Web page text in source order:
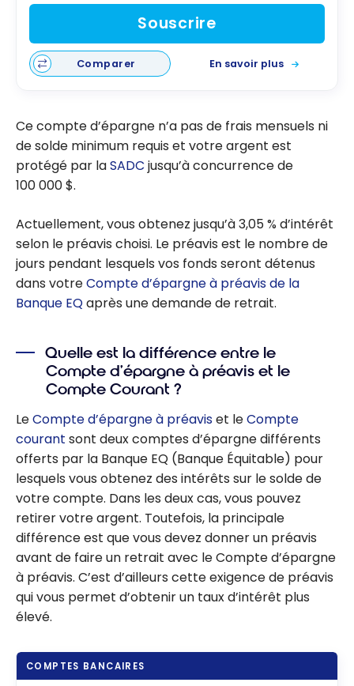
Souscrire
Comparer En savoir plus
Ce compte d’épargne n’a pas de frais mensuels ni
de solde minimum requis et votre argent est
protégé par laSADC jusqu’à concurrence de
100 000 $.
Actuellement, vous obtenez jusqu’à3,05 % d’intérêt
selon le préavis choisi. Le préavis est le nombre de
jours pendant lesquels vos fonds seront détenus
dans votreCompte d’épargne à préavis de la
Banque EQaprès une demande de retrait.
Quelle est la différence entre le
Compte d’épargne à préavis et le
Compte Courant ?
LeCompte d’épargne à préaviset leCompte
courant sont deux comptes d’épargne différents
offerts par la Banque EQ (Banque Équitable) pour
lesquels vous obtenez des intérêts sur le solde de
votre compte. Dans les deux cas, vous pouvez
retirer votre argent. Toutefois, la principale
différence est que vous devez donner un préavis
avant de faire un retrait avec le Compte d’épargne
à préavis. C’est d’ailleurs cette exigence de préavis
qui vous permet d’obtenir un taux d’intérêt plus
élevé.
COMPTES BANCAIRES